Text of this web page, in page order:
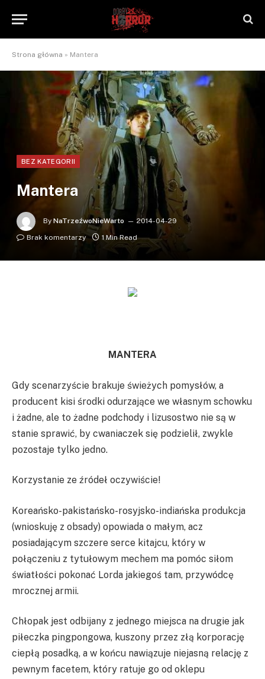
Strona główna » Mantera
BEZ KATEGORII
Mantera
By NaTrzeźwoNieWarto
2014-04-29
Brak komentarzy
1 Min Read
MANTERA
Gdy scenarzyście brakuje świeżych pomysłów, a
producent kisi środki odurzające we własnym schowku
i żadne, ale to żadne podchody i lizusostwo nie są w
stanie sprawić, by cwaniaczek się podzielił, zwykle
pozostaje tylko jedno.
Korzystanie ze źródeł oczywiście!
Koreańsko-pakistańsko-rosyjsko-indiańska produkcja
(wnioskuję z obsady) opowiada o małym, acz
posiadającym szczere serce kitajcu, który w
połączeniu z tytułowym mechem ma pomóc siłom
światłości pokonać Lorda jakiegoś tam, przywódcę
mrocznej armii.
Chłopak jest odbijany z jednego miejsca na drugie jak
piłeczka pingpongowa, kuszony przez złą korporację
ciepłą posadką, a w końcu nawiązuje niejasną relację z
pewnym facetem, który ratuje go od oklepu